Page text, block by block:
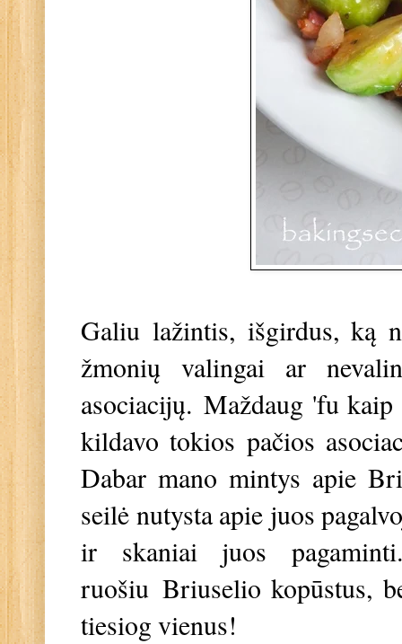
Galiu lažintis, išgirdus, ką
žmonių valingai ar
asociacijų. Maždaug 'fu kaip
kildavo tokios pačios
Dabar mano mintys apie
seilė nutysta apie juos
ir skaniai juos
ruošiu Briuselio kopūstus,
tiesiog vienus!